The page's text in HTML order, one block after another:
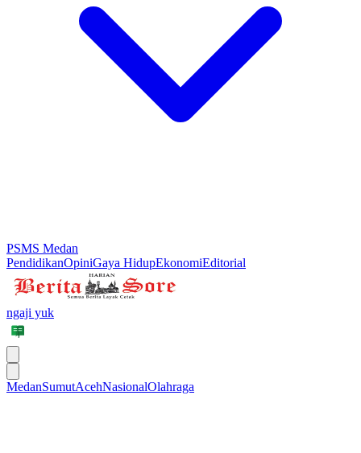
PSMS Medan
PendidikanOpiniGaya HidupEkonomiEditorial
ngaji yuk
MedanSumutAcehNasionalOlahraga